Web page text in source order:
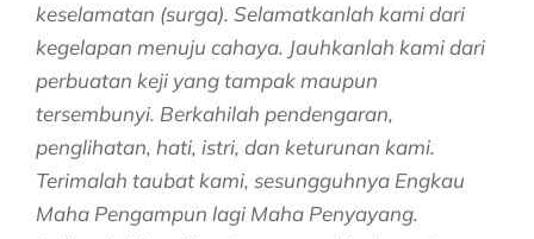
keselamatan (surga). Selamatkanlah kami dari
kegelapan menuju cahaya. Jauhkanlah kami dari
perbuatan keji yang tampak maupun
tersembunyi. Berkahilah pendengaran,
penglihatan, hati, istri, dan keturunan kami.
Terimalah taubat kami, sesungguhnya Engkau
Maha Pengampun lagi Maha Penyayang.